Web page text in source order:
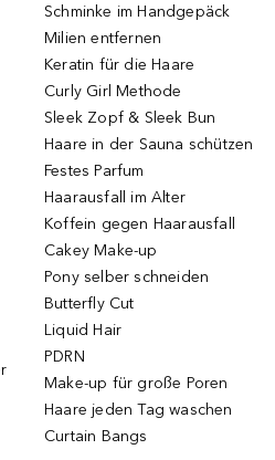
Schminke im Handgepäck
Milien entfernen
Keratin für die Haare
Curly Girl Methode
Sleek Zopf & Sleek Bun
Haare in der Sauna schützen
Festes Parfum
Haarausfall im Alter
Koffein gegen Haarausfall
Cakey Make-up
Pony selber schneiden
Butterfly Cut
Liquid Hair
PDRN
Make-up für große Poren
Haare jeden Tag waschen
Curtain Bangs